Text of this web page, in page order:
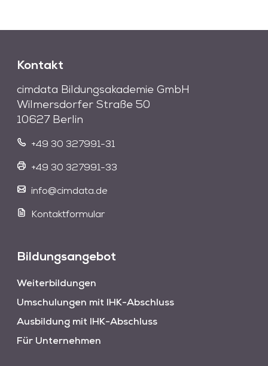
Kontakt
cimdata Bildungsakademie GmbH
Wilmersdorfer Straße 50
10627 Berlin
+49 30 327991-31
+49 30 327991-33
info@cimdata.de
Kontaktformular
Bildungsangebot
Weiterbildungen
Umschulungen mit IHK-Abschluss
Ausbildung mit IHK-Abschluss
Für Unternehmen